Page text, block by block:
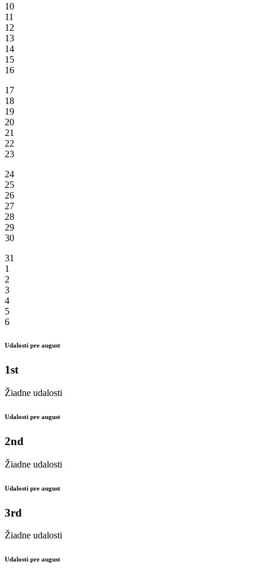
10
11
12
13
14
15
16
17
18
19
20
21
22
23
24
25
26
27
28
29
30
31
1
2
3
4
5
6
Udalosti pre august
1st
Žiadne udalosti
Udalosti pre august
2nd
Žiadne udalosti
Udalosti pre august
3rd
Žiadne udalosti
Udalosti pre august